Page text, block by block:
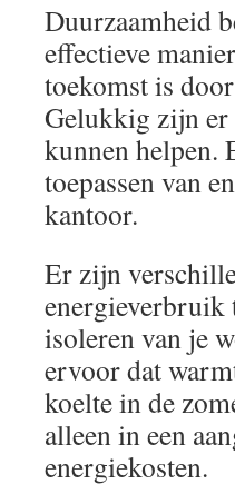
Duurzaamheid
effectieve
toekomst is
Gelukkig zijn er
kunnen helpen.
toepassen van
kantoor.
Er zijn
energieverbruik
isoleren van je
ervoor dat
koelte in de
alleen in een
energiekosten.